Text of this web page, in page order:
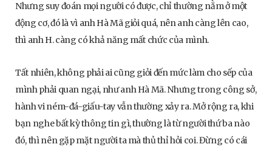
Nhưng suy đoán mọi người có được, chỉ thường nằm ở một
động cơ, đó là vì anh Hà Mã giỏi quá, nên anh càng lên cao,
thì anh H. càng có khả năng mất chức của mình.
Tất nhiên, không phải ai cũng giỏi đến mức làm cho sếp của
mình phải quan ngại, như anh Hà Mã. Nhưng trong công sở,
hành vi ném-đá-giấu-tay vẫn thường xảy ra. Mở rộng ra, khi
bạn nghe bất kỳ thông tin gì, thường là từ người thứ ba nào
đó, thì nên gặp mặt người ta mà thủ thỉ hỏi coi. Đừng có cái